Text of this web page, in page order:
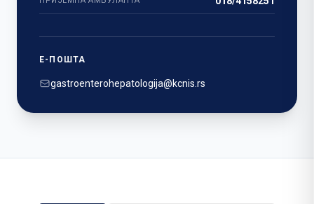
Е-ПОШТА
gastroenterohepatologija@kcnis.rs